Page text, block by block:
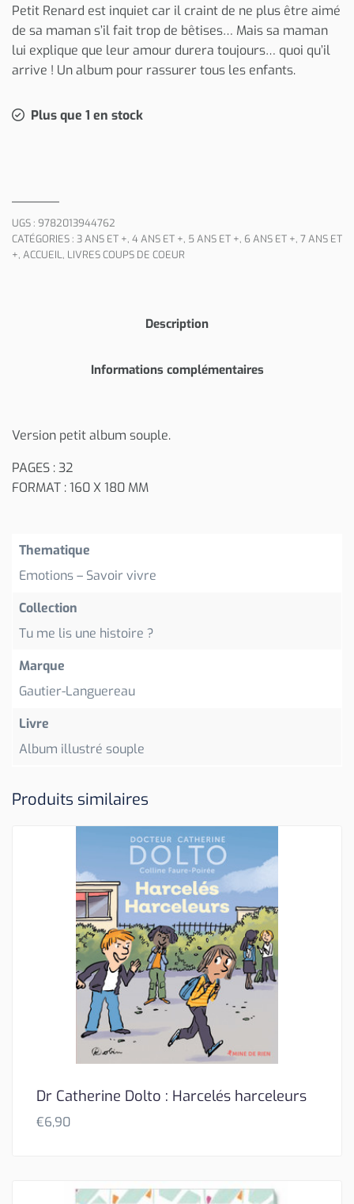
Petit Renard est inquiet car il craint de ne plus être aimé
de sa maman s’il fait trop de bêtises… Mais sa maman
lui explique que leur amour durera toujours… quoi qu’il
arrive ! Un album pour rassurer tous les enfants.
Plus que 1 en stock
UGS : 9782013944762
CATÉGORIES : 3 ANS ET +, 4 ANS ET +, 5 ANS ET +, 6 ANS ET +, 7 ANS ET
+, ACCUEIL, LIVRES COUPS DE COEUR
Description
Informations complémentaires
Version petit album souple.
PAGES : 32
FORMAT : 160 X 180 MM
Thematique
Emotions – Savoir vivre
Collection
Tu me lis une histoire ?
Marque
Gautier-Languereau
Livre
Album illustré souple
Produits similaires
Dr Catherine Dolto : Harcelés harceleurs
€6,90